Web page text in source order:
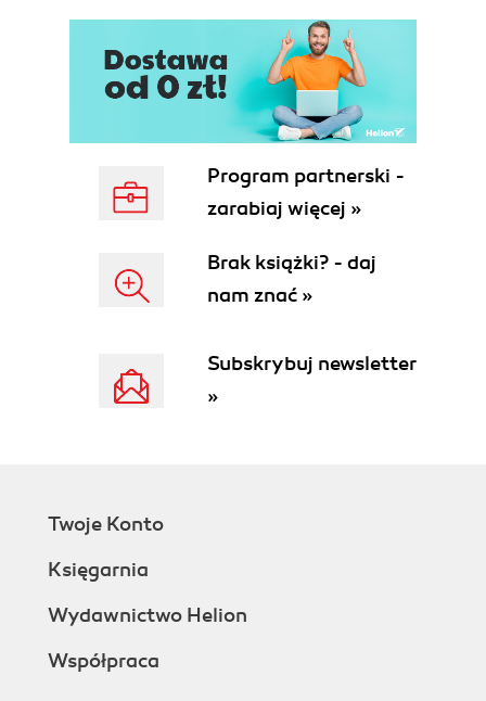
Program partnerski -
zarabiaj więcej »
Brak książki? - daj
nam znać »
Subskrybuj newsletter
»
Twoje Konto
Księgarnia
Wydawnictwo Helion
Współpraca